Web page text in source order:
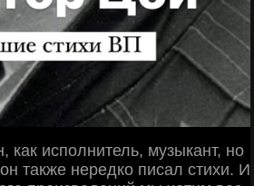
как исполнитель, музыкант, но
также нередко писал стихи. И